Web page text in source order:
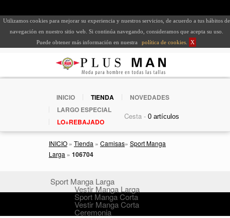
Utilizamos cookies para mejorar su experiencia y nuestros servicios, de acuerdo a tus hábitos de
navegación en nuestro sitio web. Si continúa navegando, consideramos que acepta su uso.
Puede obtener más información en nuestra
política de cookies X
INICIO TIENDA
NOVEDADES
LARGO ESPECIAL
LO+REBAJADO
Cesta -
INICIO » Tienda » Camisas» Sport Manga
Larga » 106704
Sport Manga Larga
Vestir Manga Larga
Sport Manga Corta
Vestir Manga Corta
Ceremonia